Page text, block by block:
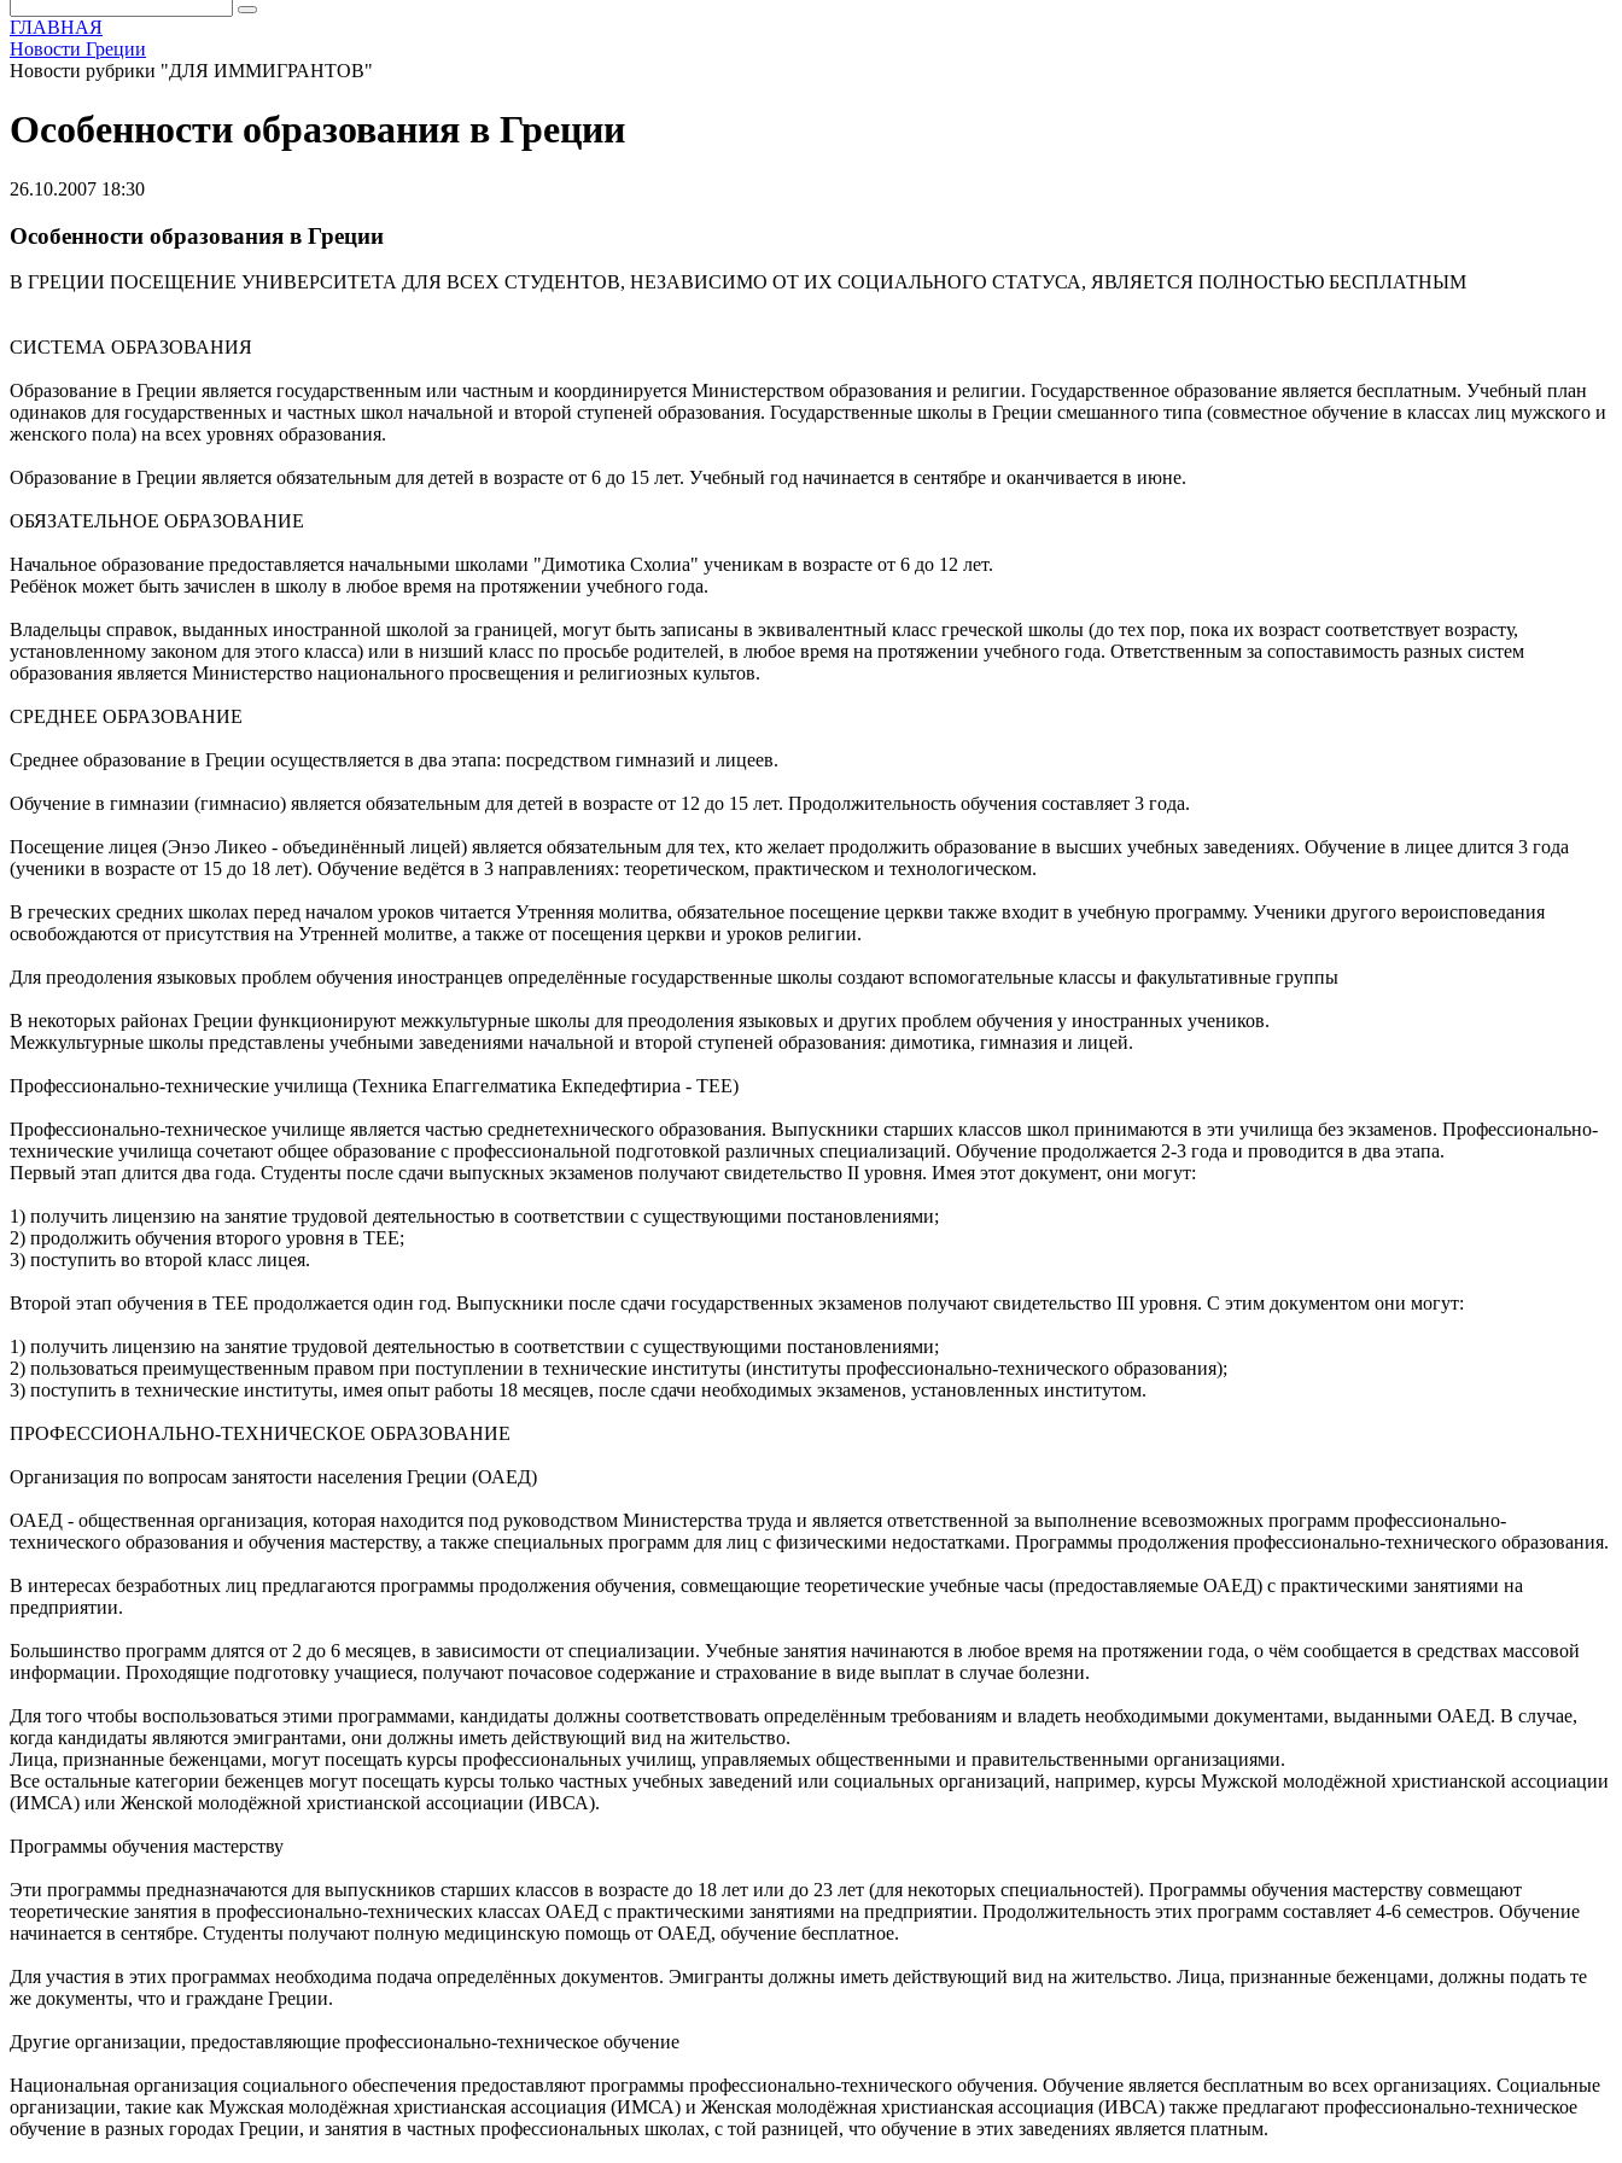
ГЛАВНАЯ
Новости Греции
Новости рубрики "ДЛЯ ИММИГРАНТОВ"
Особенности образования в Греции
26.10.2007 18:30
Особенности образования в Греции
В ГРЕЦИИ ПОСЕЩЕНИЕ УНИВЕРСИТЕТА ДЛЯ ВСЕХ СТУДЕНТОВ, НЕЗАВИСИМО ОТ ИХ СОЦИАЛЬНОГО СТАТУСА, ЯВЛЯЕТСЯ ПОЛНОСТЬЮ БЕСПЛАТНЫМ
СИСТЕМА ОБРАЗОВАНИЯ
Образование в Греции является государственным или частным и координируется Министерством образования и религии. Государственное образование является бесплатным. Учебный план
одинаков для государственных и частных школ начальной и второй ступеней образования. Государственные школы в Греции смешанного типа (совместное обучение в классах лиц мужского и
женского пола) на всех уровнях образования.
Образование в Греции является обязательным для детей в возрасте от 6 до 15 лет. Учебный год начинается в сентябре и оканчивается в июне.
ОБЯЗАТЕЛЬНОЕ ОБРАЗОВАНИЕ
Начальное образование предоставляется начальными школами "Димотика Схолиа" ученикам в возрасте от 6 до 12 лет.
Ребёнок может быть зачислен в школу в любое время на протяжении учебного года.
Владельцы справок, выданных иностранной школой за границей, могут быть записаны в эквивалентный класс греческой школы (до тех пор, пока их возраст соответствует возрасту,
установленному законом для этого класса) или в низший класс по просьбе родителей, в любое время на протяжении учебного года. Ответственным за сопоставимость разных систем
образования является Министерство национального просвещения и религиозных культов.
СРЕДНЕЕ ОБРАЗОВАНИЕ
Среднее образование в Греции осуществляется в два этапа: посредством гимназий и лицеев.
Обучение в гимназии (гимнасио) является обязательным для детей в возрасте от 12 до 15 лет. Продолжительность обучения составляет 3 года.
Посещение лицея (Энэо Ликео - объединённый лицей) является обязательным для тех, кто желает продолжить образование в высших учебных заведениях. Обучение в лицее длится 3 года
(ученики в возрасте от 15 до 18 лет). Обучение ведётся в 3 направлениях: теоретическом, практическом и технологическом.
В греческих средних школах перед началом уроков читается Утренняя молитва, обязательное посещение церкви также входит в учебную программу. Ученики другого вероисповедания
освобождаются от присутствия на Утренней молитве, а также от посещения церкви и уроков религии.
Для преодоления языковых проблем обучения иностранцев определённые государственные школы создают вспомогательные классы и факультативные группы
В некоторых районах Греции функционируют межкультурные школы для преодоления языковых и других проблем обучения у иностранных учеников.
Межкультурные школы представлены учебными заведениями начальной и второй ступеней образования: димотика, гимназия и лицей.
Профессионально-технические училища (Техника Епаггелматика Екпедефтириа - ТЕЕ)
Профессионально-техническое училище является частью среднетехнического образования. Выпускники старших классов школ принимаются в эти училища без экзаменов. Профессионально-
технические училища сочетают общее образование с профессиональной подготовкой различных специализаций. Обучение продолжается 2-3 года и проводится в два этапа.
Первый этап длится два года. Студенты после сдачи выпускных экзаменов получают свидетельство II уровня. Имея этот документ, они могут:
1) получить лицензию на занятие трудовой деятельностью в соответствии с существующими постановлениями;
2) продолжить обучения второго уровня в ТЕЕ;
3) поступить во второй класс лицея.
Второй этап обучения в ТЕЕ продолжается один год. Выпускники после сдачи государственных экзаменов получают свидетельство III уровня. С этим документом они могут:
1) получить лицензию на занятие трудовой деятельностью в соответствии с существующими постановлениями;
2) пользоваться преимущественным правом при поступлении в технические институты (институты профессионально-технического образования);
3) поступить в технические институты, имея oпыт работы 18 месяцев, после сдачи необходимых экзаменов, установленных институтом.
ПРОФЕССИОНАЛЬНО-ТЕХНИЧЕСКОЕ ОБРАЗОВАНИЕ
Организация по вопросам занятости населения Греции (ОАЕД)
ОАЕД - общественная организация, которая находится под руководством Министерства труда и является ответственной за выполнение всевозможных программ профессионально-
технического образования и обучения мастерству, а также специальных программ для лиц с физическими недостатками. Программы продолжения профессионально-технического образования.
В интересах безработных лиц предлагаются программы продолжения обучения, совмещающие теоретические учебные часы (предоставляемые ОАЕД) с практическими занятиями на
предприятии.
Большинство программ длятся от 2 до 6 месяцев, в зависимости от специализации. Учебные занятия начинаются в любое время на протяжении года, о чём сообщается в средствах массовой
информации. Проходящие подготовку учащиеся, получают почасовое содержание и страхование в виде выплат в случае болезни.
Для того чтобы воспользоваться этими программами, кандидаты должны соответствовать определённым требованиям и владеть необходимыми документами, выданными ОАЕД. В случае,
когда кандидаты являются эмигрантами, они должны иметь действующий вид на жительство.
Лица, признанные беженцами, могут посещать курсы профессиональных училищ, управляемых общественными и правительственными организациями.
Все остальные категории беженцев могут посещать курсы только частных учебных заведений или социальных организаций, например, курсы Мужской молодёжной христианской ассоциации
(ИМСА) или Женской молодёжной христианской ассоциации (ИВСА).
Программы обучения мастерству
Эти программы предназначаются для выпускников старших классов в возрасте до 18 лет или до 23 лет (для некоторых специальностей). Программы обучения мастерству совмещают
теоретические занятия в профессионально-технических классах ОАЕД с практическими занятиями на предприятии. Продолжительность этих программ составляет 4-6 семестров. Обучение
начинается в сентябре. Студенты получают полную медицинскую помощь от ОАЕД, обучение бесплатное.
Для участия в этих программах необходима подача определённых документов. Эмигранты должны иметь действующий вид на жительство. Лица, признанные беженцами, должны подать те
же документы, что и граждане Греции.
Другие организации, предоставляющие профессионально-техническое обучение
Национальная организация социального обеспечения предоставляют программы профессионально-технического обучения. Обучение является бесплатным во всех организациях. Социальные
организации, такие как Мужская молодёжная христианская ассоциация (ИМСА) и Женская молодёжная христианская ассоциация (ИВСА) также предлагают профессионально-техническое
обучение в разных городах Греции, и занятия в частных профессиональных школах, с той разницей, что обучение в этих заведениях является платным.